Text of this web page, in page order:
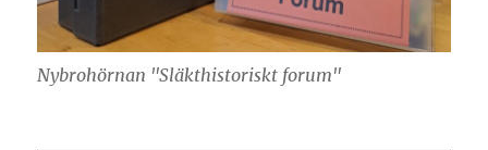
Nybrohörnan "Släkthistoriskt forum"